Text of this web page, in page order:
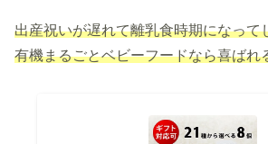
出産祝いが遅れて離乳食時期になって
有機まるごとベビーフードなら喜ばれ